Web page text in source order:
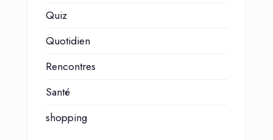
Quiz
Quotidien
Rencontres
Santé
shopping